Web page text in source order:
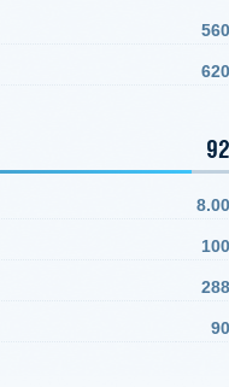
560
620
92
8.00
100
288
90